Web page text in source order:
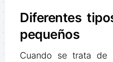
Diferentes
pequeños
Cuando se trata de